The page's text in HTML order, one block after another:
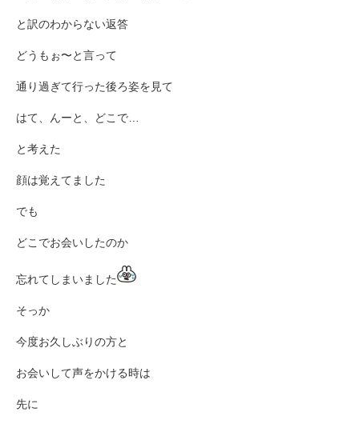
と訳のわからない返答
どうもぉ〜と言って
通り過ぎて行った後ろ姿を見て
はて、んーと、どこで…
と考えた
顔は覚えてました
でも
どこでお会いしたのか
忘れてしまいました
そっか
今度お久しぶりの方と
お会いして声をかける時は
先に